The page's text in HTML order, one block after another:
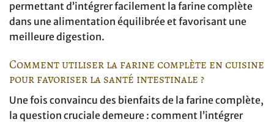
permettant d’intégrer facilement la farine complète
dans une alimentation équilibrée et favorisant une
meilleure digestion.
Comment utiliser la farine complète en cuisine
pour favoriser la santé intestinale ?
Une fois convaincu des bienfaits de la farine complète,
la question cruciale demeure : comment l’intégrer